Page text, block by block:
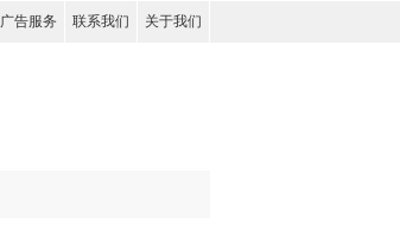
广告服务 联系我们 关于我们